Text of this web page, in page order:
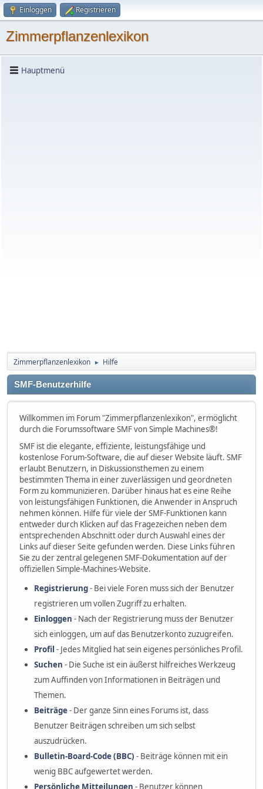
Einloggen Registrieren
Zimmerpflanzenlexikon
Hauptmenü
Zimmerpflanzenlexikon ► Hilfe
SMF-Benutzerhilfe
Willkommen im Forum "Zimmerpflanzenlexikon", ermöglicht
durch die Forumssoftware SMF von Simple Machines®!
SMF ist die elegante, effiziente, leistungsfähige und
kostenlose Forum-Software, die auf dieser Website läuft. SMF
erlaubt Benutzern, in Diskussionsthemen zu einem
bestimmten Thema in einer zuverlässigen und geordneten
Form zu kommunizieren. Darüber hinaus hat es eine Reihe
von leistungsfähigen Funktionen, die Anwender in Anspruch
nehmen können. Hilfe für viele der SMF-Funktionen kann
entweder durch Klicken auf das Fragezeichen neben dem
entsprechenden Abschnitt oder durch Auswahl eines der
Links auf dieser Seite gefunden werden. Diese Links führen
Sie zu der zentral gelegenen SMF-Dokumentation auf der
offiziellen Simple-Machines-Website.
Registrierung- Bei viele Foren muss sich der Benutzer
registrieren um vollen Zugriff zu erhalten.
Einloggen - Nach der Registrierung muss der Benutzer
sich einloggen, um auf das Benutzerkonto zuzugreifen.
Profil - Jedes Mitglied hat sein eigenes persönliches Profil.
Suchen - Die Suche ist ein äußerst hilfreiches Werkzeug
zum Auffinden von Informationen in Beiträgen und
Themen.
Beiträge- Der ganze Sinn eines Forums ist, dass
Benutzer Beiträgen schreiben um sich selbst
auszudrücken.
Bulletin-Board-Code (BBC) - Beiträge können mit ein
wenig BBC aufgewertet werden.
Persönliche Mitteilungen - Benutzer können